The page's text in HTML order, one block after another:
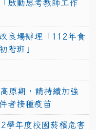
啟動思考教師工作
良場辦理「112年食
階班」
原期，請持續加強
者接種疫苗
學年度校園菸檳危害